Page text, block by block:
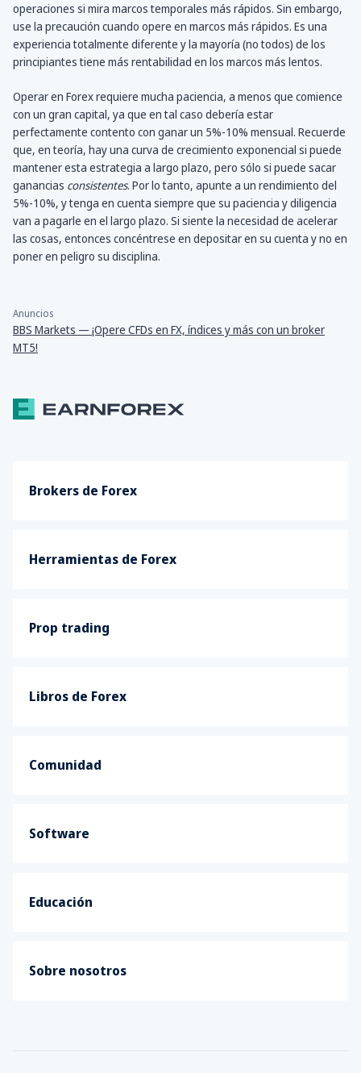
operaciones si mira marcos temporales más rápidos. Sin embargo,
use la precaución cuando opere en marcos más rápidos. Es una
experiencia totalmente diferente y la mayoría (no todos) de los
principiantes tiene más rentabilidad en los marcos más lentos.
Operar en Forex requiere mucha paciencia, a menos que comience
con un gran capital, ya que en tal caso debería estar
perfectamente contento con ganar un 5%-10% mensual. Recuerde
que, en teoría, hay una curva de crecimiento exponencial si puede
mantener esta estrategia a largo plazo, pero sólo si puede sacar
ganancias consistentes. Por lo tanto, apunte a un rendimiento del
5%-10%, y tenga en cuenta siempre que su paciencia y diligencia
van a pagarle en el largo plazo. Si siente la necesidad de acelerar
las cosas, entonces concéntrese en depositar en su cuenta y no en
poner en peligro su disciplina.
Anuncios
BBS Markets — ¡Opere CFDs en FX, índices y más con un broker
MT5!
Brokers de Forex
Herramientas de Forex
Prop trading
Libros de Forex
Comunidad
Software
Educación
Sobre nosotros